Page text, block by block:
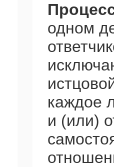
одном
каждое
и (или)